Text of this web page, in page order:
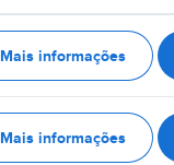
Mais informações
Mais informações